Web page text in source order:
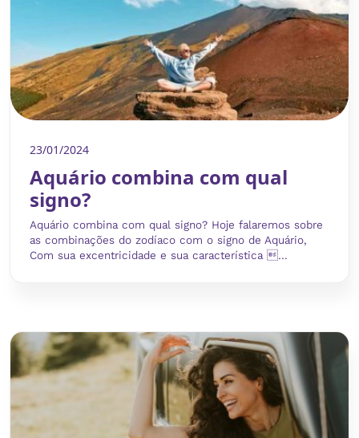
23/01/2024
Aquário combina com qual
signo?
Aquário combina com qual signo? Hoje falaremos sobre
as combinações do zodíaco com o signo de Aquário,
Com sua excentricidade e sua característica ...